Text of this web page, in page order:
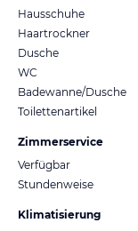
Hausschuhe
Haartrockner
Dusche
WC
Badewanne/Dusche
Toilettenartikel
Zimmerservice
Verfügbar
Stundenweise
Klimatisierung